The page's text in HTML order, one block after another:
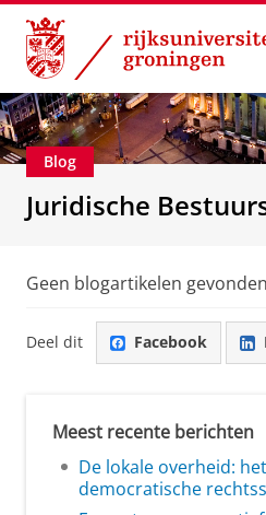
Skip
Content
Skip
Navigation
Over ons
Blog
Juridische
Geen blogartikelen gevonden
Deel dit Facebook
Meest recente berichten
De lokale overheid:
democratische